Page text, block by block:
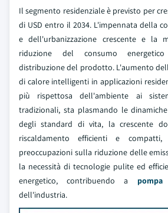
Il segmento residenziale è previsto per
di USD entro il 2034. L'impennata della
e dell'urbanizzazione crescente e la
riduzione del consumo
distribuzione del prodotto. L'aumento
di calore intelligenti in applicazioni
più rispettosa dell'ambiente ai
tradizionali, sta plasmando le
degli standard di vita, la crescente
riscaldamento efficienti e
preoccupazioni sulla riduzione delle
la necessità di tecnologie pulite ed
energetico, contribuendo a
dell'industria.